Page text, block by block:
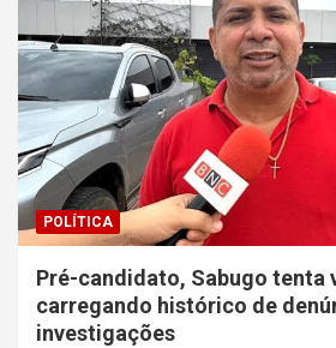
POLÍTICA
Pré-candidato, Sabugo tenta
carregando histórico de
investigações